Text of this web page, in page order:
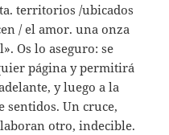
territorios /ubicados
/ el amor. una onza
Os lo aseguro: se
página y permitirá
y luego a la
sentidos. Un cruce,
otro, indecible.